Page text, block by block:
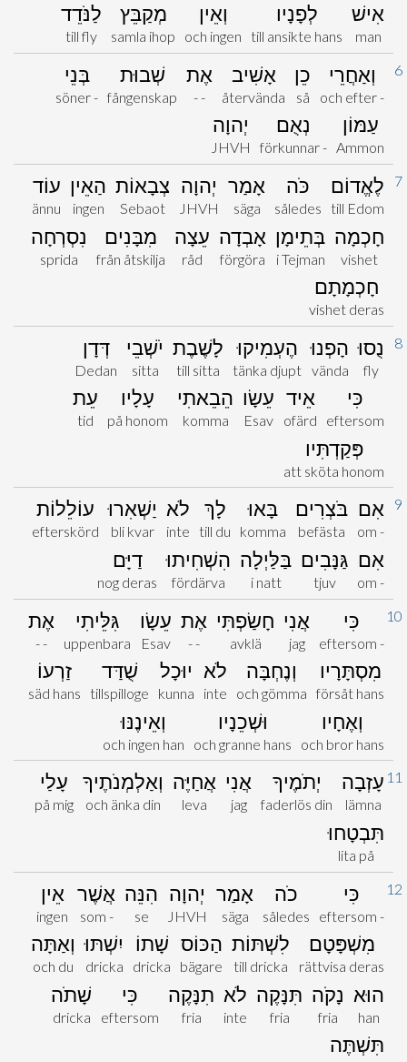
אִישׁ
man
לְפָנָיו
till ansikte hans
וְאֵין
och ingen
מְקַבֵּץ
samla ihop
לַנֹּדֵד
till fly
6
וְאַחֲרֵי
och efter -
כֵן
så
אָשִׁיב
återvända
אֶת
- -
שְׁבוּת
fångenskap
בְּנֵי
söner -
עַמּוֹן
Ammon
נְאֻם
förkunnar -
יְהוָה
JHVH
7
לֶאֱדוֹם
till Edom
כֹּה
således
אָמַר
säga
יְהוָה
JHVH
צְבָאוֹת
Sebaot
הַאֵין
ingen
עוֹד
ännu
חָכְמָה
vishet
בְּתֵימָן
i Tejman
אָבְדָה
förgöra
עֵצָה
råd
מִבָּנִים
från åtskilja
נִסְרְחָה
sprida
חָכְמָתָם
vishet deras
8
נֻסוּ
fly
הָפְנוּ
vända
הֶעְמִיקוּ
tänka djupt
לָשֶׁבֶת
till sitta
יֹשְׁבֵי
sitta
דְּדָן
Dedan
כִּי
eftersom
אֵיד
ofärd
עֵשָׂו
Esav
הֵבֵאתִי
komma
עָלָיו
på honom
עֵת
tid
פְּקַדְתִּיו
att sköta honom
9
אִם
om -
בֹּצְרִים
befästa
בָּאוּ
komma
לָךְ
till du
לֹא
inte
יַשְׁאִרוּ
bli kvar
עוֹלֵלוֹת
efterskörd
אִם
om -
גַּנָּבִים
tjuv
בַּלַּיְלָה
i natt
הִשְׁחִיתוּ
fördärva
דַיָּם
nog deras
10
כִּי
eftersom -
אֲנִי
jag
חָשַׂפְתִּי
avklä
אֶת
- -
עֵשָׂו
Esav
גִּלֵּיתִי
uppenbara
אֶת
- -
מִסְתָּרָיו
försåt hans
וְנֶחְבָּה
och gömma
לֹא
inte
יוּכָל
kunna
שֻׁדַּד
tillspilloge
זַרְעוֹ
säd hans
וְאֶחָיו
och bror hans
וּשְׁכֵנָיו
och granne hans
וְאֵינֶנּוּ
och ingen han
11 עָזְבָה
lämna
יְתֹמֶיךָ
faderlös din
אֲנִי
jag
אֲחַיֶּה
leva
וְאַלְמְנֹתֶיךָ
och änka din
עָלַי
på mig
תִּבְטָחוּ
lita på
12
כִּי
eftersom -
כֹה
således
אָמַר
säga
יְהוָה
JHVH
הִנֵּה
se
אֲשֶׁר
som -
אֵין
ingen
מִשְׁפָּטָם
rättvisa deras
לִשְׁתּוֹת
till dricka
הַכּוֹס
bägare
שָׁתוֹ
dricka
יִשְׁתּוּ
dricka
וְאַתָּה
och du
הוּא
han
נָקֹה
fria
תִּנָּקֶה
fria
לֹא
inte
תִנָּקֶה
fria
כִּי
eftersom
שָׁתֹה
dricka
תִּשְׁתֶּה